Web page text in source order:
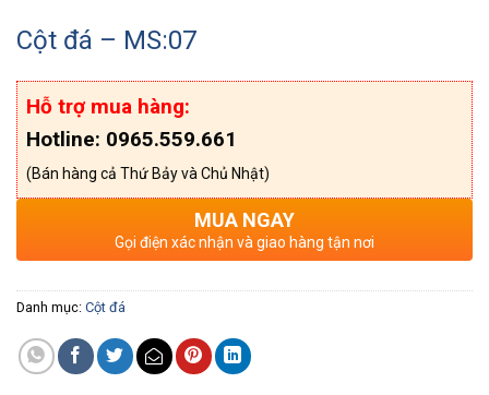
Cột đá – MS:07
Hỗ trợ mua hàng:
Hotline: 0965.559.661
(Bán hàng cả Thứ Bảy và Chủ Nhật)
MUA NGAY
Gọi điện xác nhận và giao hàng tận nơi
Danh mục: Cột đá